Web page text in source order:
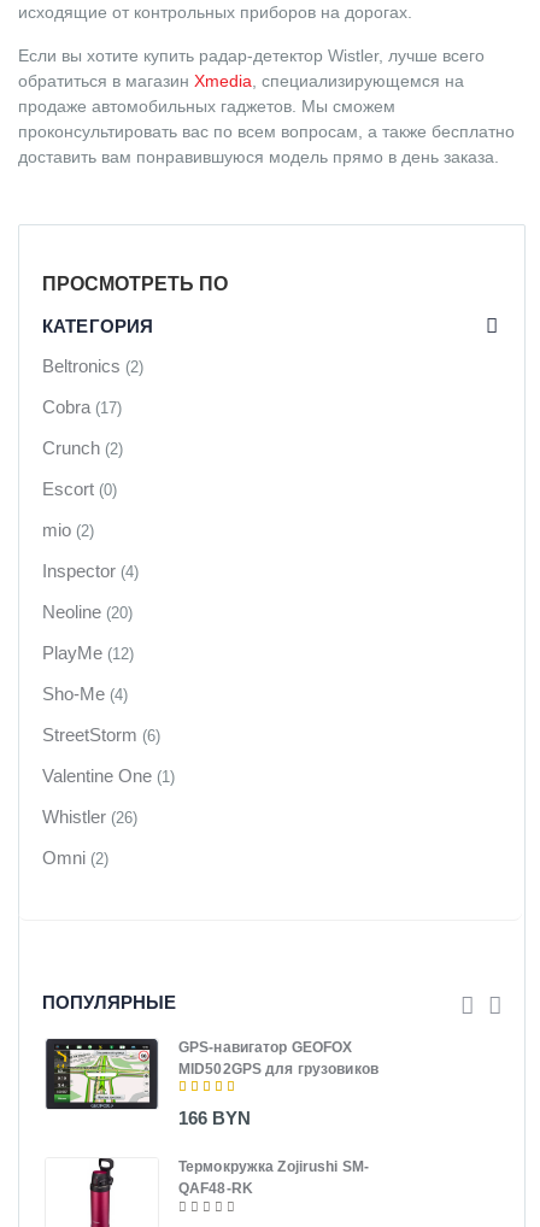
исходящие от контрольных приборов на дорогах.
Если вы хотите купить радар-детектор Wistler, лучше всего
обратиться в магазин Xmedia , специализирующемся на
продаже автомобильных гаджетов. Мы сможем
проконсультировать вас по всем вопросам, а также бесплатно
доставить вам понравившуюся модель прямо в день заказа.
ПРОСМОТРЕТЬ ПО
КАТЕГОРИЯ
Beltronics (2)
Cobra (17)
Crunch (2)
Escort (0)
mio (2)
Inspector (4)
Neoline (20)
PlayMe (12)
Sho-Me (4)
StreetStorm (6)
Valentine One (1)
Whistler (26)
Omni (2)
ПОПУЛЯРНЫЕ
GPS-навигатор GEOFOX
MID502GPS для грузовиков
166 BYN
Термокружка Zojirushi SM-
QAF48-RK